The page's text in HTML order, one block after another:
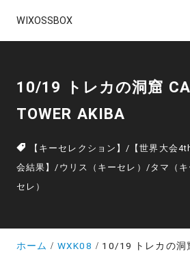
WIXOSSBOX
10/19 トレカの洞窟
TOWER AKIBA
【キーセレクション】/ 【世界大会
会結果】/ ウリス（キーセレ） /タマ（キ
セレ）
ホーム WXK08 10/19 トレカの洞窟